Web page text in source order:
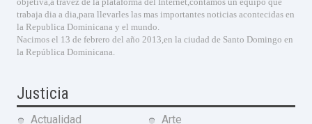
trabaja dia a dia,para llevarles las mas importantes noticias acontecidas en
la Republica Dominicana y el mundo.
Nacimos el 13 de febrero del año 2013,en la ciudad de Santo Domingo en
la República Dominicana.
Justicia
Actualidad Arte